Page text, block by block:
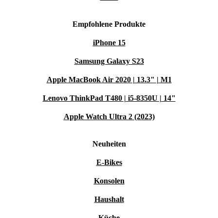
Empfohlene Produkte
iPhone 15
Samsung Galaxy S23
Apple MacBook Air 2020 | 13.3" | M1
Lenovo ThinkPad T480 | i5-8350U | 14"
Apple Watch Ultra 2 (2023)
Neuheiten
E-Bikes
Konsolen
Haushalt